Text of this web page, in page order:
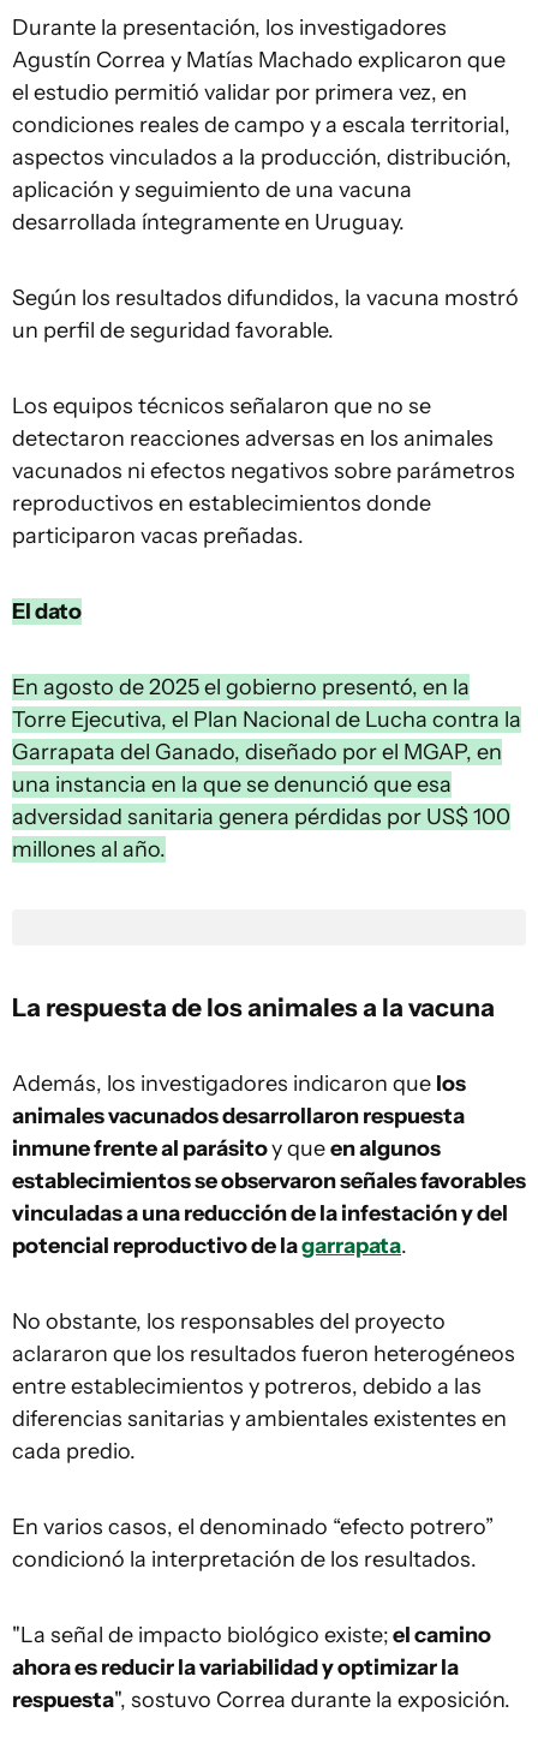
Durante la presentación, los investigadores
Agustín Correa y Matías Machado explicaron que
el estudio permitió validar por primera vez, en
condiciones reales de campo y a escala territorial,
aspectos vinculados a la producción, distribución,
aplicación y seguimiento de una vacuna
desarrollada íntegramente en Uruguay.
Según los resultados difundidos, la vacuna mostró
un perfil de seguridad favorable.
Los equipos técnicos señalaron que no se
detectaron reacciones adversas en los animales
vacunados ni efectos negativos sobre parámetros
reproductivos en establecimientos donde
participaron vacas preñadas.
El dato
En agosto de 2025 el gobierno presentó, en la
Torre Ejecutiva, el Plan Nacional de Lucha contra la
Garrapata del Ganado, diseñado por el MGAP, en
una instancia en la que se denunció que esa
adversidad sanitaria genera pérdidas por US$ 100
millones al año.
La respuesta de los animales a la vacuna
Además, los investigadores indicaron que los
animales vacunados desarrollaron respuesta
inmune frente al parásitoy queen algunos
establecimientos se observaron señales favorables
vinculadas a una reducción de la infestación y del
potencial reproductivo de lagarrapata.
No obstante, los responsables del proyecto
aclararon que los resultados fueron heterogéneos
entre establecimientos y potreros, debido a las
diferencias sanitarias y ambientales existentes en
cada predio.
En varios casos, el denominado “efecto potrero”
condicionó la interpretación de los resultados.
"La señal de impacto biológico existe;el camino
ahora es reducir la variabilidad y optimizar la
respuesta", sostuvo Correa durante la exposición.